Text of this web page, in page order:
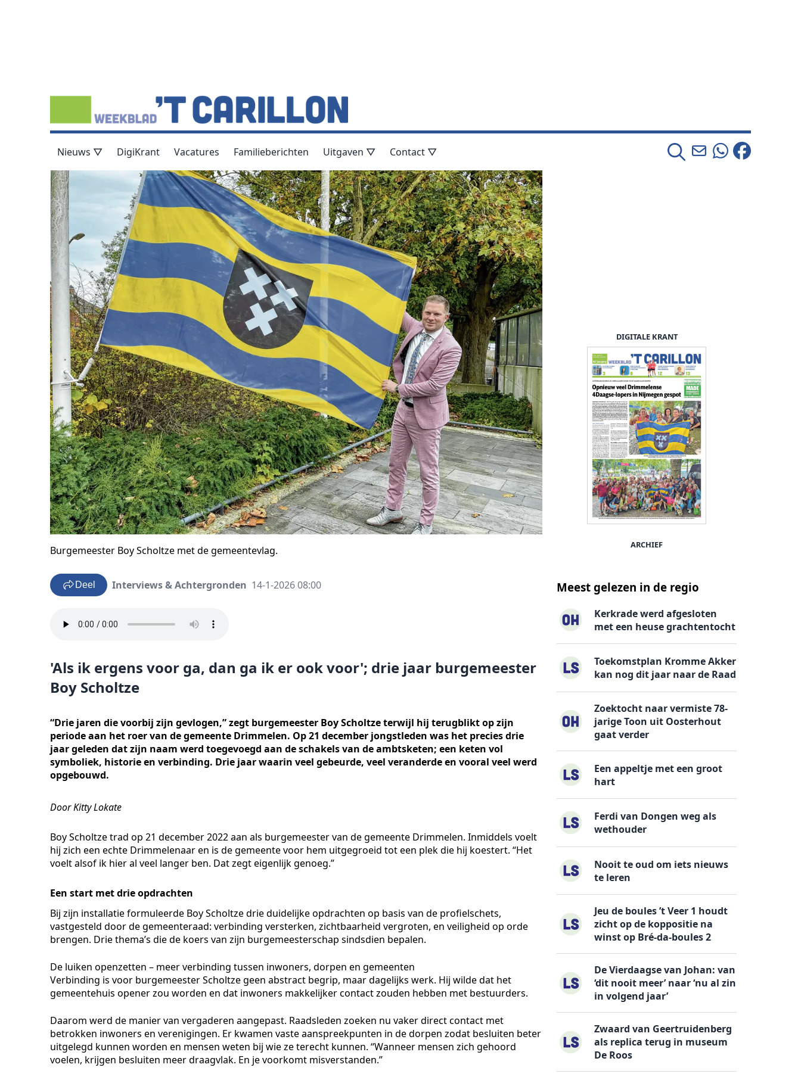
Nieuws ▽ DigiKrant Vacatures Familieberichten Uitgaven ▽ Contact ▽
Burgemeester Boy Scholtze met de gemeentevlag.
Deel Interviews & Achtergronden 14-1-2026 08:00
'Als ik ergens voor ga, dan ga ik er ook voor'; drie jaar burgemeester
Boy Scholtze
“Drie jaren die voorbij zijn gevlogen,” zegt burgemeester Boy Scholtze terwijl hij terugblikt op zijn
periode aan het roer van de gemeente Drimmelen. Op 21 december jongstleden was het precies drie
jaar geleden dat zijn naam werd toegevoegd aan de schakels van de ambtsketen; een keten vol
symboliek, historie en verbinding. Drie jaar waarin veel gebeurde, veel veranderde en vooral veel werd
opgebouwd.
Door Kitty Lokate
Boy Scholtze trad op 21 december 2022 aan als burgemeester van de gemeente Drimmelen. Inmiddels voelt
hij zich een echte Drimmelenaar en is de gemeente voor hem uitgegroeid tot een plek die hij koestert. “Het
voelt alsof ik hier al veel langer ben. Dat zegt eigenlijk genoeg.”
Een start met drie opdrachten
Bij zijn installatie formuleerde Boy Scholtze drie duidelijke opdrachten op basis van de profielschets,
vastgesteld door de gemeenteraad: verbinding versterken, zichtbaarheid vergroten, en veiligheid op orde
brengen. Drie thema’s die de koers van zijn burgemeesterschap sindsdien bepalen.
De luiken openzetten – meer verbinding tussen inwoners, dorpen en gemeenten
Verbinding is voor burgemeester Scholtze geen abstract begrip, maar dagelijks werk. Hij wilde dat het
gemeentehuis opener zou worden en dat inwoners makkelijker contact zouden hebben met bestuurders.
Daarom werd de manier van vergaderen aangepast. Raadsleden zoeken nu vaker direct contact met
betrokken inwoners en verenigingen. Er kwamen vaste aanspreekpunten in de dorpen zodat besluiten beter
uitgelegd kunnen worden en mensen weten bij wie ze terecht kunnen. “Wanneer mensen zich gehoord
voelen, krijgen besluiten meer draagvlak. En je voorkomt misverstanden.”
DIGITALE KRANT
ARCHIEF
Meest gelezen in de regio
Kerkrade werd afgesloten
met een heuse grachtentocht
Toekomstplan Kromme Akker
kan nog dit jaar naar de Raad
Zoektocht naar vermiste 78-
jarige Toon uit Oosterhout
gaat verder
Een appeltje met een groot
hart
Ferdi van Dongen weg als
wethouder
Nooit te oud om iets nieuws
te leren
Jeu de boules ’t Veer 1 houdt
zicht op de koppositie na
winst op Bré-da-boules 2
De Vierdaagse van Johan: van
‘dit nooit meer’ naar ‘nu al zin
in volgend jaar’
Zwaard van Geertruidenberg
als replica terug in museum
De Roos